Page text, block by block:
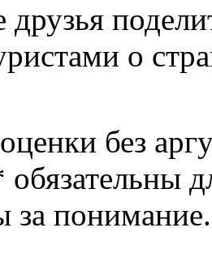
о
без
обязательны
за понимание.